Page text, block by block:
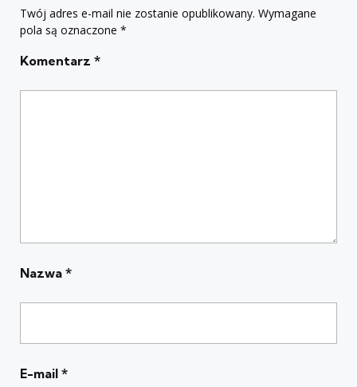
Twój adres e-mail nie zostanie opublikowany. Wymagane
pola są oznaczone *
Komentarz *
Nazwa *
E-mail *